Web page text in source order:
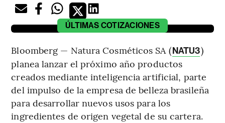
ÚLTIMAS COTIZACIONES
Bloomberg — Natura Cosméticos SA (NATU3)
planea lanzar el próximo año productos
creados mediante inteligencia artificial, parte
del impulso de la empresa de belleza brasileña
para desarrollar nuevos usos para los
ingredientes de origen vegetal de su cartera.